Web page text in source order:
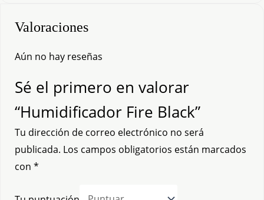
Valoraciones
Aún no hay reseñas
Sé el primero en valorar
“Humidificador Fire Black”
Tu dirección de correo electrónico no será
publicada. Los campos obligatorios están marcados
con *